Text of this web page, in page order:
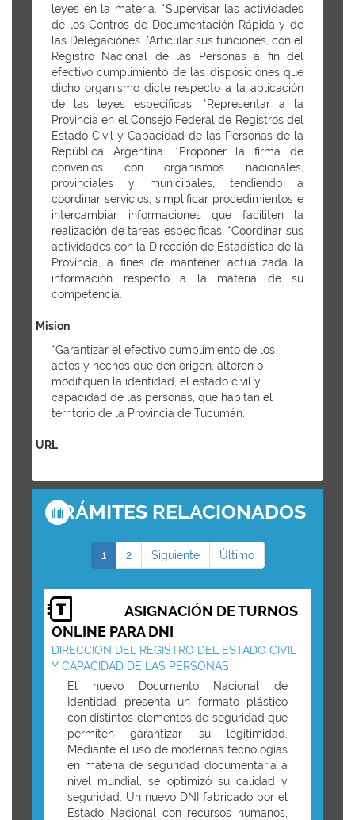
leyes en la materia. *Supervisar las actividades
de los Centros de Documentación Rápida y de
las Delegaciones. *Articular sus funciones, con el
Registro Nacional de las Personas a fin del
efectivo cumplimiento de las disposiciones que
dicho organismo dicte respecto a la aplicación
de las leyes específicas. *Representar a la
Provincia en el Consejo Federal de Registros del
Estado Civil y Capacidad de las Personas de la
República Argentina. *Proponer la firma de
convenios con organismos nacionales,
provinciales y municipales, tendiendo a
coordinar servicios, simplificar procedimientos e
intercambiar informaciones que faciliten la
realización de tareas específicas. *Coordinar sus
actividades con la Dirección de Estadística de la
Provincia, a fines de mantener actualizada la
información respecto a la materia de su
competencia.
Mision
*Garantizar el efectivo cumplimiento de los
actos y hechos que den origen, alteren o
modifiquen la identidad, el estado civil y
capacidad de las personas, que habitan el
territorio de la Provincia de Tucumán.
URL
TRÁMITES RELACIONADOS
1 2 Siguiente Último
ASIGNACIÓN DE TURNOS
ONLINE PARA DNI
DIRECCION DEL REGISTRO DEL ESTADO CIVIL
Y CAPACIDAD DE LAS PERSONAS
El nuevo Documento Nacional de
Identidad presenta un formato plástico
con distintos elementos de seguridad que
permiten garantizar su legitimidad.
Mediante el uso de modernas tecnologías
en materia de seguridad documentaria a
nivel mundial, se optimizó su calidad y
seguridad. Un nuevo DNI fabricado por el
Estado Nacional con recursos humanos,